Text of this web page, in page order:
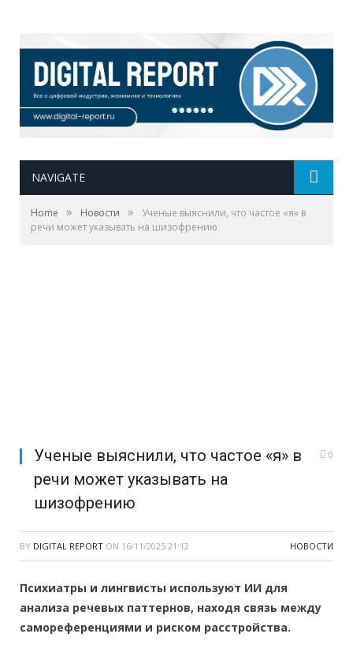
NAVIGATE
Home » Новости »
Ученые выяснили, что частое «я» в
речи может указывать на шизофрению
Ученые выяснили, что частое «я» в
речи может указывать на
шизофрению
0
BY DIGITAL REPORT ON 16/11/2025 21:12 НОВОСТИ
Психиатры и лингвисты используют ИИ для
анализа речевых паттернов, находя связь между
самореференциями и риском расстройства.